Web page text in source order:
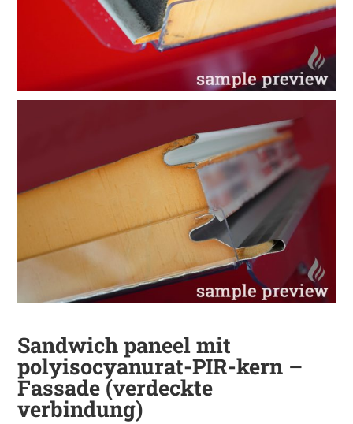
Sandwich paneel mit
polyisocyanurat-PIR-kern –
Fassade (verdeckte
verbindung)